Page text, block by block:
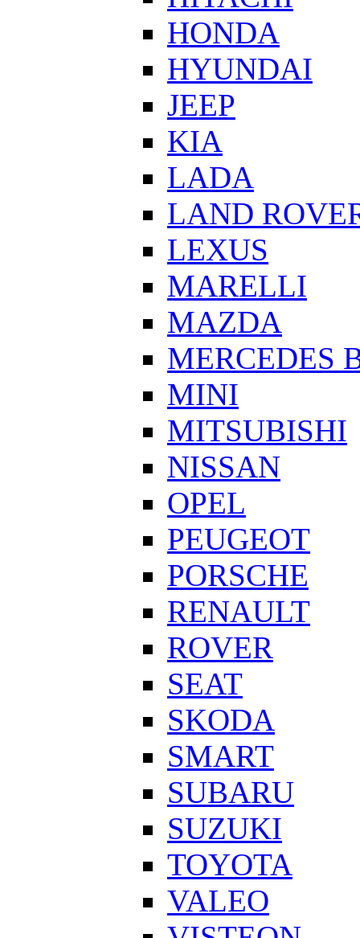
HONDA
HYUNDAI
JEEP
KIA
LADA
LAND
LEXUS
MARELLI
MAZDA
MERCEDES
MINI
MITSUBISHI
NISSAN
OPEL
PEUGEOT
PORSCHE
RENAULT
ROVER
SEAT
SKODA
SMART
SUBARU
SUZUKI
TOYOTA
VALEO